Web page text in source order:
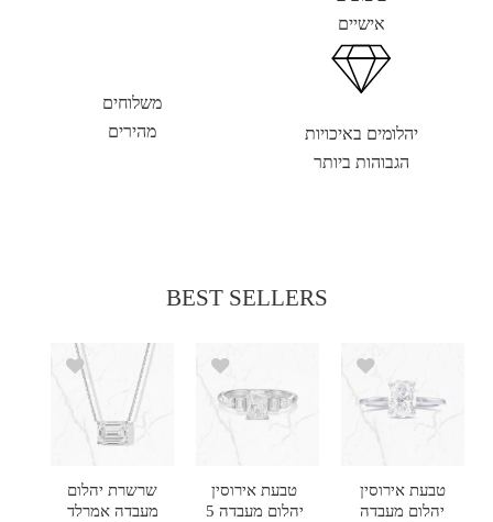
אישיים
יהלומים באיכויות
הגבוהות ביותר
משלוחים
מהירים
BEST SELLERS
טבעת אירוסין
יהלום מעבדה
טבעת אירוסין
יהלום מעבדה 5
שרשרת יהלום
מעבדה אמרלד